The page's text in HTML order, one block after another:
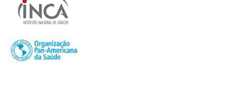
C26 - LOCALIZACOES MAL